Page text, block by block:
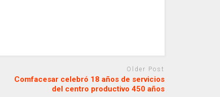
Older Post
Comfacesar celebró 18 años de servicios
del centro productivo 450 años